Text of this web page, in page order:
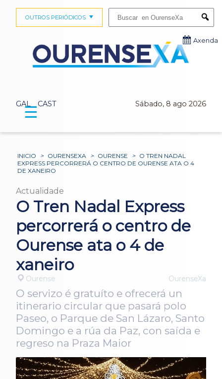
GAL CAST Sábado, 8 ago 2026
OUTROS PERIÓDICOS
Axenda
☰
INICIO > OURENSEXA > OURENSE > O TREN NADAL
EXPRESS PERCORRERÁ O CENTRO DE OURENSE ATA O 4
DE XANEIRO
Actualidade
O Tren Nadal Express
percorrerá o centro de
Ourense ata o 4 de
xaneiro
Ourense OurenseXa
O servizo é gratuíto e ofrecerá un
itinerario circular que pasará polo
Paseo, o Parque de San Lázaro, Santo
Domingo e a rúa da Paz, con saída e
regreso na Praza Maior